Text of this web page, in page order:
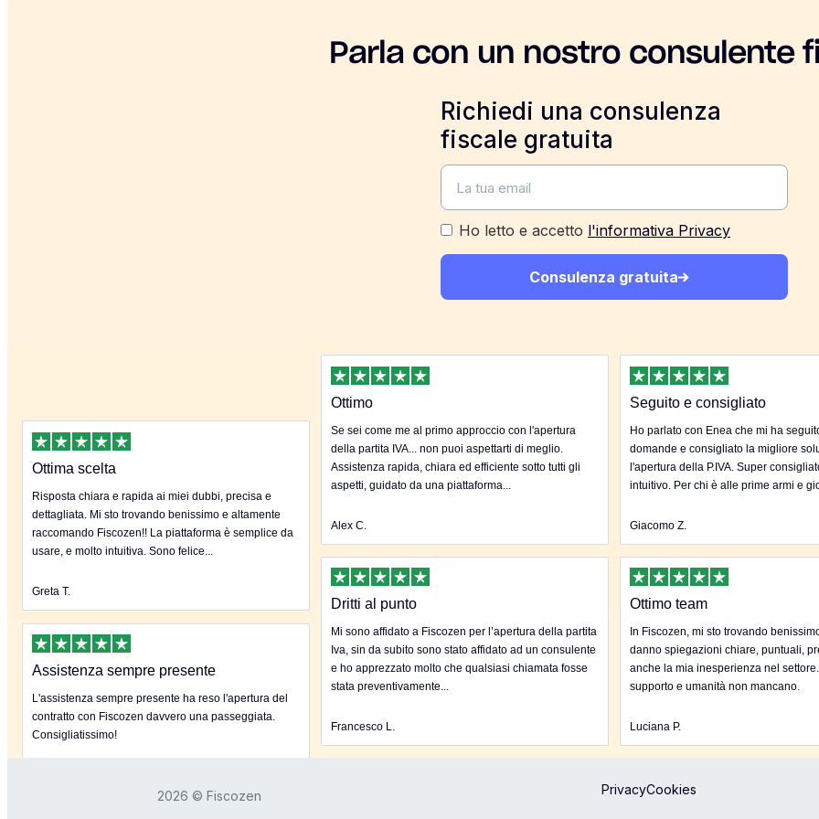
Parla con un nostro consulente
Richiedi una consulenza
fiscale gratuita
Ho letto e accetto l'informativa Privacy
Consulenza gratuita
Ottima scelta
Risposta chiara e rapida ai miei dubbi, precisa e
dettagliata. Mi sto trovando benissimo e altamente
raccomando Fiscozen!! La piattaforma è semplice da
usare, e molto intuitiva. Sono felice...
Greta T.
Ottimo
Se sei come me al primo approccio con l'apertura
della partita IVA... non puoi aspettarti di meglio.
Assistenza rapida, chiara ed efficiente sotto tutti gli
aspetti, guidato da una piattaforma...
Alex C.
Seguito e consigliato
Ho parlato con Enea che mi ha
domande e consigliato la migliore
l'apertura della P.IVA. Super
intuitivo. Per chi è alle prime armi e
Giacomo Z.
Assistenza sempre presente
L'assistenza sempre presente ha reso l'apertura del
contratto con Fiscozen davvero una passeggiata.
Consigliatissimo!
Dritti al punto
Mi sono affidato a Fiscozen per l’apertura della partita
Iva, sin da subito sono stato affidato ad un consulente
e ho apprezzato molto che qualsiasi chiamata fosse
stata preventivamente...
Francesco L.
Ottimo team
In Fiscozen, mi sto trovando
danno spiegazioni chiare, puntuali,
anche la mia inesperienza nel
supporto e umanità non mancano.
Luciana P.
2026 © Fiscozen PrivacyCookies